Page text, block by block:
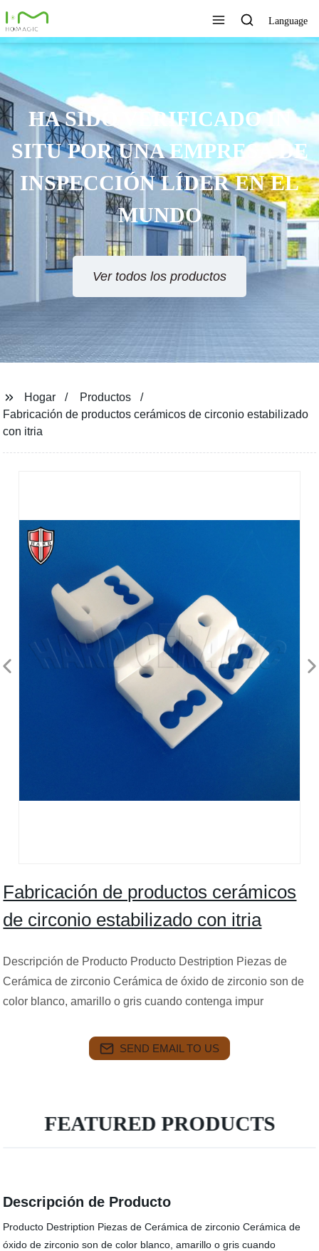
Language
HA SIDO VERIFICADO IN
SITU POR UNA EMPRESA DE
INSPECCIÓN LÍDER EN EL
MUNDO
Ver todos los productos
Hogar
Productos
Fabricación de productos cerámicos de circonio estabilizado
con itria
Fabricación de productos cerámicos
de circonio estabilizado con itria
Descripción de Producto Producto Destription Piezas de
Cerámica de zirconio Cerámica de óxido de zirconio son de
color blanco, amarillo o gris cuando contenga impur
SEND EMAIL TO US
FEATURED PRODUCTS
Descripción de Producto
Producto Destription Piezas de Cerámica de zirconio Cerámica de
óxido de zirconio son de color blanco, amarillo o gris cuando